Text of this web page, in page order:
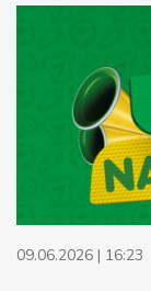
09.06.2026 | 16:23